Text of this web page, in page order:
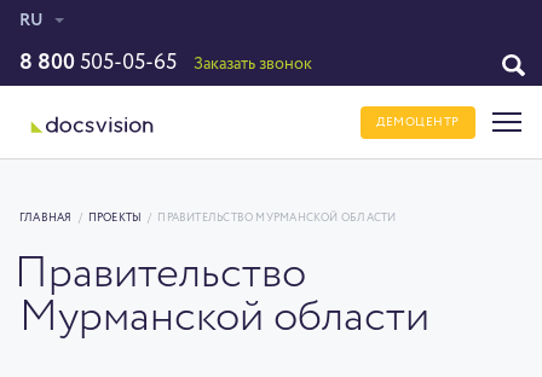
RU
8 800 505-05-65 Заказать звонок
ДЕМОЦЕНТР
ГЛАВНАЯ / ПРОЕКТЫ / ПРАВИТЕЛЬСТВО МУРМАНСКОЙ ОБЛАСТИ
Правительство
Мурманской области